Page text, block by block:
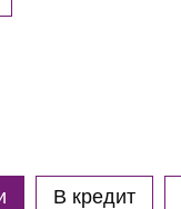
В кредит